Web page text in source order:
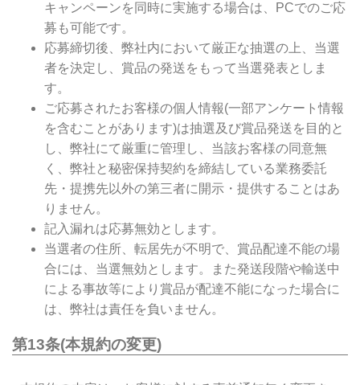
キャンペーンを同時に実施する場合は、PCでのご応
募も可能です。
応募締切後、弊社内において厳正な抽選の上、当選
者を決定し、賞品の発送をもって当選発表としま
す。
ご応募されたお客様の個人情報(一部アンケート情報
を含むことがあります)は抽選及び賞品発送を目的と
し、弊社にて厳重に管理し、当該お客様の同意無
く、弊社と秘密保持契約を締結している業務委託
先・提携先以外の第三者に開示・提供することはあ
りません。
記入漏れは応募無効とします。
当選者の住所、転居先が不明で、賞品配達不能の場
合には、当選無効とします。また発送段階や輸送中
による事故等により賞品が配達不能になった場合に
は、弊社は責任を負いません。
第13条(本規約の変更)